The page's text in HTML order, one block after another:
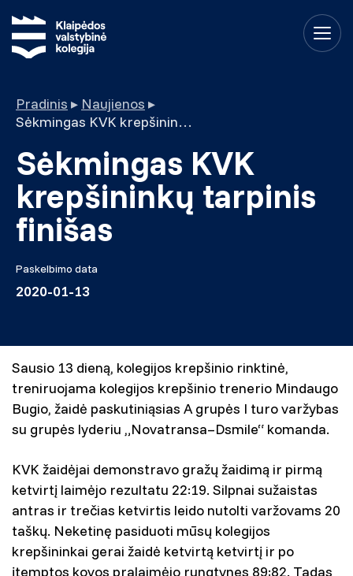
Pradinis ▸ Naujienos ▸
Sėkmingas KVK krepšininkų tarpinis finišas
Sėkmingas KVK
krepšininkų tarpinis
finišas
Paskelbimo data
2020-01-13
Sausio 13 dieną, kolegijos krepšinio rinktinė,
treniruojama kolegijos krepšinio trenerio Mindaugo
Bugio, žaidė paskutiniąsias A grupės I turo varžybas
su grupės lyderiu „Novatransa–Dsmile“ komanda.
KVK žaidėjai demonstravo gražų žaidimą ir pirmą
ketvirtį laimėjo rezultatu 22:19. Silpnai sužaistas
antras ir trečias ketvirtis leido nutolti varžovams 20
taškų. Neketinę pasiduoti mūsų kolegijos
krepšininkai gerai žaidė ketvirtą ketvirtį ir po
įtemptos kovos pralaimėjo rungtynes 89:82. Tadas